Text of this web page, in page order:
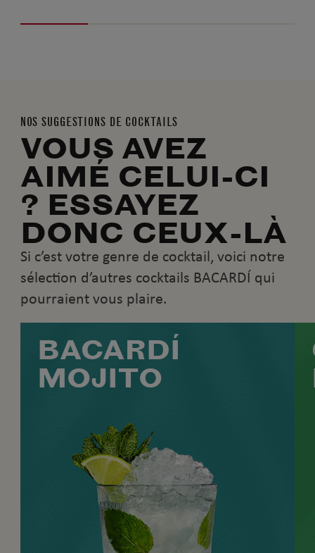
NOS SUGGESTIONS DE COCKTAILS
VOUS AVEZ
AIMÉ CELUI-CI
? ESSAYEZ
DONC CEUX-LÀ
Si c’est votre genre de cocktail, voici notre
sélection d’autres cocktails BACARDÍ qui
pourraient vous plaire.
BACARDÍ
MOJITO